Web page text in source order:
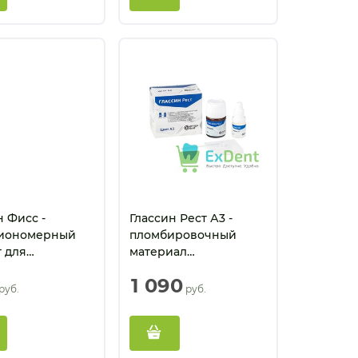
Фисс -
для
Глассин Рест А3 -
пломбировочный
материал
отверждения (10 г + 8
1 090 руб.